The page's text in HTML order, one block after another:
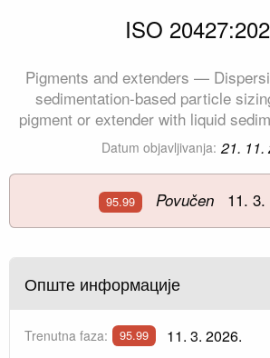
ISO
Pigments and extenders —
sedimentation-based particle
pigment or extender with liquid
Datum objavljivanja: 21. 11.
95.99 Povučen 11. 3.
Опште информације
Trenutna faza: 95.99 11. 3. 2026.